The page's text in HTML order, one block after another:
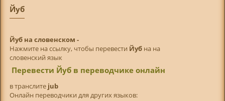
Йуб
Йуб на словенском -
Нажмите на ссылку, чтобы перевести Йубна на
словенский язык
Перевести Йуб в переводчике онлайн
в транслитe jub
Онлайн переводчики для других языков: